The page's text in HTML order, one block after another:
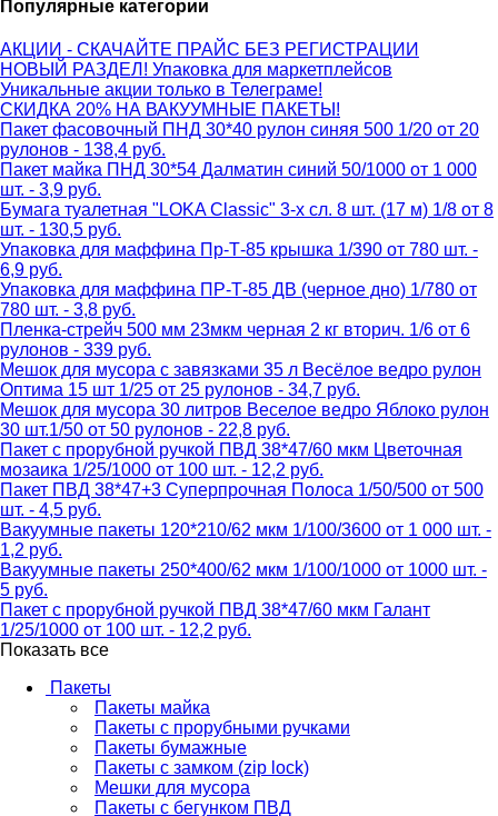
Популярные категории
АКЦИИ - СКАЧАЙТЕ ПРАЙС БЕЗ РЕГИСТРАЦИИ
НОВЫЙ РАЗДЕЛ! Упаковка для маркетплейсов
Уникальные акции только в Телеграме!
СКИДКА 20% НА ВАКУУМНЫЕ ПАКЕТЫ!
Пакет фасовочный ПНД 30*40 рулон синяя 500 1/20 от 20
рулонов - 138,4 руб.
Пакет майка ПНД 30*54 Далматин синий 50/1000 от 1 000
шт. - 3,9 руб.
Бумага туалетная "LOKA Classic" 3-х сл. 8 шт. (17 м) 1/8 от 8
шт. - 130,5 руб.
Упаковка для маффина Пр-Т-85 крышка 1/390 от 780 шт. -
6,9 руб.
Упаковка для маффина ПР-Т-85 ДВ (черное дно) 1/780 от
780 шт. - 3,8 руб.
Пленка-стрейч 500 мм 23мкм черная 2 кг вторич. 1/6 от 6
рулонов - 339 руб.
Мешок для мусора с завязками 35 л Весёлое ведро рулон
Оптима 15 шт 1/25 от 25 рулонов - 34,7 руб.
Мешок для мусора 30 литров Веселое ведро Яблоко рулон
30 шт.1/50 от 50 рулонов - 22,8 руб.
Пакет с прорубной ручкой ПВД 38*47/60 мкм Цветочная
мозаика 1/25/1000 от 100 шт. - 12,2 руб.
Пакет ПВД 38*47+3 Суперпрочная Полоса 1/50/500 от 500
шт. - 4,5 руб.
Вакуумные пакеты 120*210/62 мкм 1/100/3600 от 1 000 шт. -
1,2 руб.
Вакуумные пакеты 250*400/62 мкм 1/100/1000 от 1000 шт. -
5 руб.
Пакет с прорубной ручкой ПВД 38*47/60 мкм Галант
1/25/1000 от 100 шт. - 12,2 руб.
Показать все
Пакеты
Пакеты майка
Пакеты с прорубными ручками
Пакеты бумажные
Пакеты с замком (zip lock)
Мешки для мусора
Пакеты с бегунком ПВД